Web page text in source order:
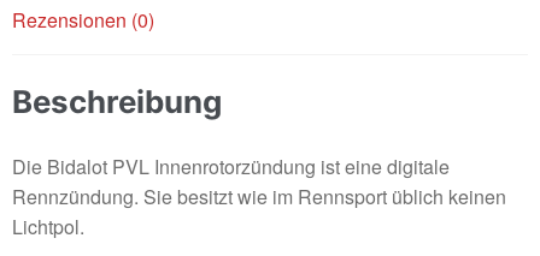
Rezensionen (0)
Beschreibung
Die Bidalot PVL Innenrotorzündung ist eine digitale
Rennzündung. Sie besitzt wie im Rennsport üblich keinen
Lichtpol.